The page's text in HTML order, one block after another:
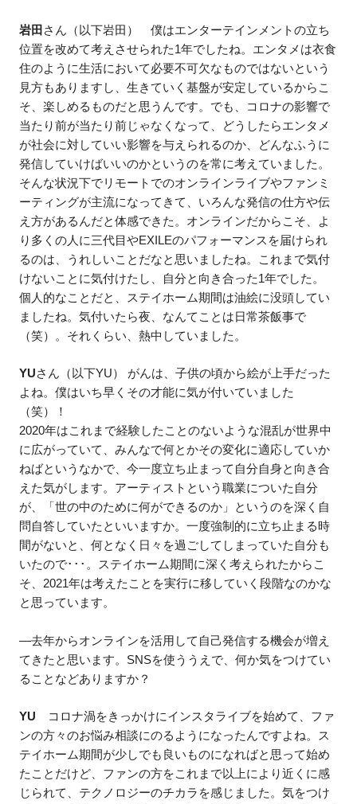
岩田 さん（以下岩田） 僕はエンターテインメントの立ち
位置を改めて考えさせられた1年でしたね。エンタメは衣食
住のように生活において必要不可欠なものではないという
見方もありますし、生きていく基盤が安定しているからこ
そ、楽しめるものだと思うんです。でも、コロナの影響で
当たり前が当たり前じゃなくなって、どうしたらエンタメ
が社会に対していい影響を与えられるのか、どんなふうに
発信していけばいいのかというのを常に考えていました。
そんな状況下でリモートでのオンラインライブやファンミ
ーティングが主流になってきて、いろんな発信の仕方や伝
え方があるんだと体感できた。オンラインだからこそ、よ
り多くの人に三代目やEXILEのパフォーマンスを届けられ
るのは、うれしいことだなと思いましたね。これまで気付
けないことに気付けたし、自分と向き合った1年でした。
個人的なことだと、ステイホーム期間は油絵に没頭してい
ましたね。気付いたら夜、なんてことは日常茶飯事で
（笑）。それくらい、熱中していました。
YUさん（以下YU） がんは、子供の頃から絵が上手だった
よね。僕はいち早くその才能に気が付いていました
（笑）！
2020年はこれまで経験したことのないような混乱が世界中
に広がっていて、みんなで何とかその変化に適応していか
ねばというなかで、今一度立ち止まって自分自身と向き合
えた気がします。アーティストという職業についた自分
が、「世の中のために何ができるのか」というのを深く自
問自答していたといいますか。一度強制的に立ち止まる時
間がないと、何となく日々を過ごしてしまっていた自分も
いたので･･･。ステイホーム期間に深く考えられたからこ
そ、2021年は考えたことを実行に移していく段階なのかな
と思っています。
—去年からオンラインを活用して自己発信する機会が増え
てきたと思います。SNSを使ううえで、何か気をつけてい
ることなどありますか？
YU コロナ渦をきっかけにインスタライブを始めて、ファ
ンの方々のお悩み相談にのるようになったんですよね。ス
テイホーム期間が少しでも良いものになればと思って始め
たことだけど、ファンの方をこれまで以上により近くに感
じられて、テクノロジーのチカラを感じました。気をつけ